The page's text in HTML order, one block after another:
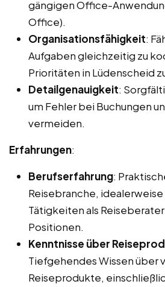
gängigen Office-
Office).
Organisationsfähigkeit:
Aufgaben gleichzeitig zu
Prioritäten in Lüdenscheid
Detailgenauigkeit:
um Fehler bei Buchungen
vermeiden.
Erfahrungen:
Berufserfahrung:
Reisebranche,
Tätigkeiten als
Positionen.
Kenntnisse über
Tiefgehendes Wissen über
Reiseprodukte,